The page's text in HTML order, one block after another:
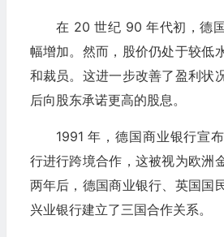
在 20 世纪 90 年代初，德
幅增加。然而，股价仍处于较低
和裁员。这进一步改善了盈利状
后向股东承诺更高的股息。
1991 年，德国商业银行宣
行进行跨境合作，这被视为欧洲
两年后，德国商业银行、英国国
兴业银行建立了三国合作关系。